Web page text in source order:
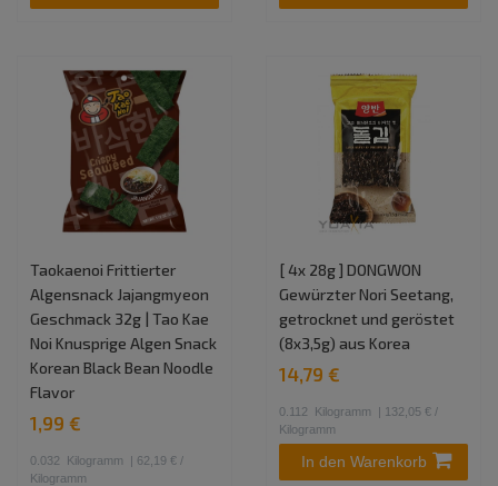
Taokaenoi Frittierter
Algensnack Jajangmyeon
Geschmack 32g | Tao Kae
Noi Knusprige Algen Snack
Korean Black Bean Noodle
Flavor
1,99 €
0.032 Kilogramm
| 62,19 € /
Kilogramm
[ 4x 28g ] DONGWON
Gewürzter Nori Seetang,
getrocknet und geröstet
(8x3,5g) aus Korea
14,79 €
0.112 Kilogramm
| 132,05 € /
Kilogramm
In den Warenkorb